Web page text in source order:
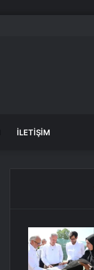
İLETIŞIM